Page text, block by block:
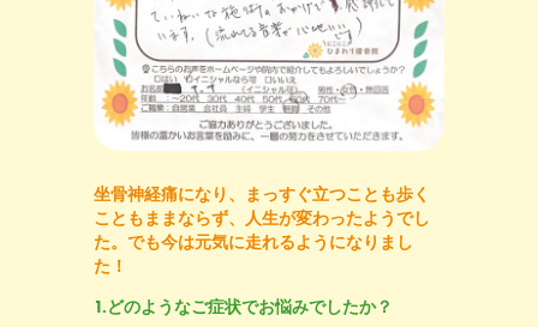
坐骨神経痛になり、まっすぐ立つことも歩く
こともままならず、人生が変わったようでし
た。でも今は元気に走れるようになりまし
た！
1.どのようなご症状でお悩みでしたか？